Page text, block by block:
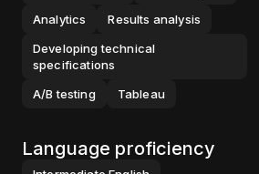
Analytics
Results analysis
Developing technical
specifications
A/B testing
Tableau
Language proficiency